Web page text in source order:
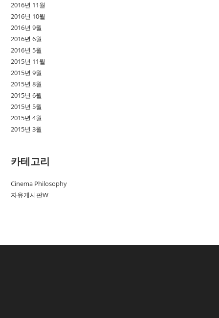
2016년 11월
2016년 10월
2016년 9월
2016년 6월
2016년 5월
2015년 11월
2015년 9월
2015년 8월
2015년 6월
2015년 5월
2015년 4월
2015년 3월
카테고리
Cinema Philosophy
자유게시판W